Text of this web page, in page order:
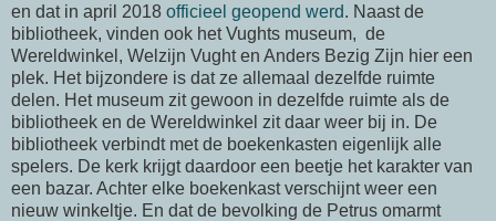
en dat in april 2018 officieel geopend werd. Naast de
bibliotheek, vinden ook het Vughts museum, de
Wereldwinkel, Welzijn Vught en Anders Bezig Zijn hier een
plek. Het bijzondere is dat ze allemaal dezelfde ruimte
delen. Het museum zit gewoon in dezelfde ruimte als de
bibliotheek en de Wereldwinkel zit daar weer bij in. De
bibliotheek verbindt met de boekenkasten eigenlijk alle
spelers. De kerk krijgt daardoor een beetje het karakter van
een bazar. Achter elke boekenkast verschijnt weer een
nieuw winkeltje. En dat de bevolking de Petrus omarmt